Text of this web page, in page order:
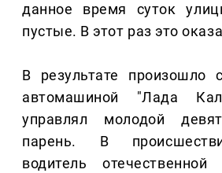
данное время суток
пустые. В этот раз это
В результате произошло
автомашиной "Лада
управлял молодой
парень. В
водитель